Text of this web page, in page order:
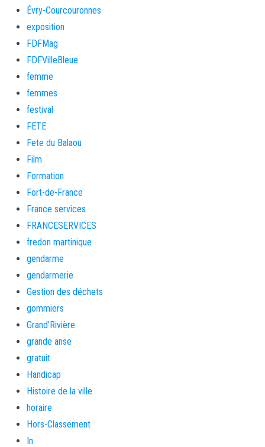
Évry-Courcouronnes
exposition
FDFMag
FDFVilleBleue
femme
femmes
festival
FETE
Fete du Balaou
Film
Formation
Fort-de-France
France services
FRANCESERVICES
fredon martinique
gendarme
gendarmerie
Gestion des déchets
gommiers
Grand'Rivière
grande anse
gratuit
Handicap
Histoire de la ville
horaire
Hors-Classement
In